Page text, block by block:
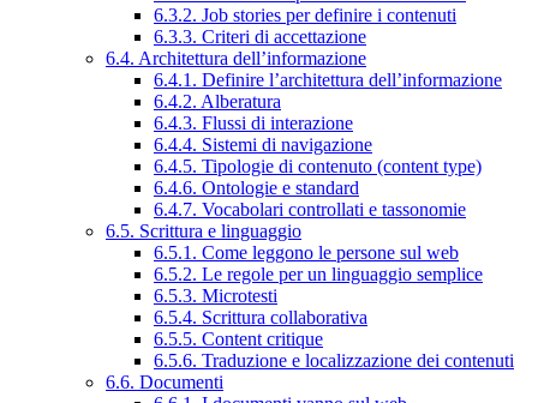
6.3.2. Job stories per definire i contenuti
6.3.3. Criteri di accettazione
6.4. Architettura dell’informazione
6.4.1. Definire l’architettura dell’informazione
6.4.2. Alberatura
6.4.3. Flussi di interazione
6.4.4. Sistemi di navigazione
6.4.5. Tipologie di contenuto (content type)
6.4.6. Ontologie e standard
6.4.7. Vocabolari controllati e tassonomie
6.5. Scrittura e linguaggio
6.5.1. Come leggono le persone sul web
6.5.2. Le regole per un linguaggio semplice
6.5.3. Microtesti
6.5.4. Scrittura collaborativa
6.5.5. Content critique
6.5.6. Traduzione e localizzazione dei contenuti
6.6. Documenti